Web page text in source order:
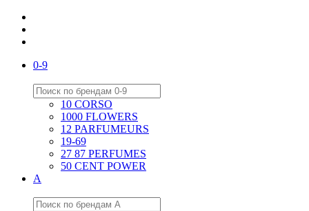
0-9
10 CORSO
1000 FLOWERS
12 PARFUMEURS
19-69
27 87 PERFUMES
50 CENT POWER
A